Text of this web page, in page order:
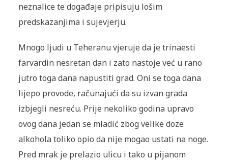
neznalice te događaje pripisuju lošim
predskazanjima i sujevjerju.
Mnogo ljudi u Teheranu vjeruje da je trinaesti
farvardin nesretan dan i zato nastoje već u rano
jutro toga dana napustiti grad. Oni se toga dana
lijepo provode, računajući da su izvan grada
izbjegli nesreću. Prije nekoliko godina upravo
ovog dana jedan se mladić zbog velike doze
alkohola toliko opio da nije mogao ustati na noge.
Pred mrak je prelazio ulicu i tako u pijanom